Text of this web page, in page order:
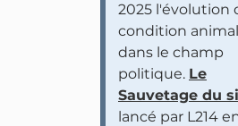
2025 l'évolution
condition
dans le champ
politique. Le
Sauvetage du
lancé par L214